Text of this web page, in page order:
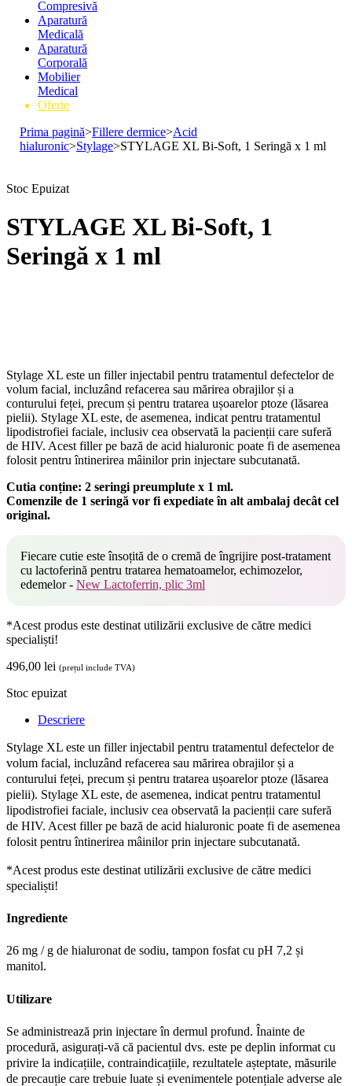
Compresivă
Aparatură
Medicală
Aparatură
Corporală
Mobilier
Medical
Oferte
Prima pagină>Fillere dermice>Acid
hialuronic>Stylage>STYLAGE XL Bi-Soft, 1 Seringă x 1 ml
Stoc Epuizat
STYLAGE XL Bi-Soft, 1
Seringă x 1 ml
Stylage XL este un filler injectabil pentru tratamentul defectelor de
volum facial, incluzând refacerea sau mărirea obrajilor și a
conturului feței, precum și pentru tratarea ușoarelor ptoze (lăsarea
pielii). Stylage XL este, de asemenea, indicat pentru tratamentul
lipodistrofiei faciale, inclusiv cea observată la pacienții care suferă
de HIV. Acest filler pe bază de acid hialuronic poate fi de asemenea
folosit pentru întinerirea mâinilor prin injectare subcutanată.
Cutia conține: 2 seringi preumplute x 1 ml.
Comenzile de 1 seringă vor fi expediate în alt ambalaj decât cel
original.
Fiecare cutie este însoțită de o cremă de îngrijire post-tratament
cu lactoferină pentru tratarea hematoamelor, echimozelor,
edemelor - New Lactoferrin, plic 3ml
*Acest produs este destinat utilizării exclusive de către medici
specialiști!
496,00 lei (prețul include TVA)
Stoc epuizat
Descriere
Stylage XL este un filler injectabil pentru tratamentul defectelor de
volum facial, incluzând refacerea sau mărirea obrajilor și a
conturului feței, precum și pentru tratarea ușoarelor ptoze (lăsarea
pielii). Stylage XL este, de asemenea, indicat pentru tratamentul
lipodistrofiei faciale, inclusiv cea observată la pacienții care suferă
de HIV. Acest filler pe bază de acid hialuronic poate fi de asemenea
folosit pentru întinerirea mâinilor prin injectare subcutanată.
*Acest produs este destinat utilizării exclusive de către medici
specialiști!
Ingrediente
26 mg / g de hialuronat de sodiu, tampon fosfat cu pH 7,2 și
manitol.
Utilizare
Se administrează prin injectare în dermul profund. Înainte de
procedură, asigurați-vă că pacientul dvs. este pe deplin informat cu
privire la indicațiile, contraindicațiile, rezultatele așteptate, măsurile
de precauție care trebuie luate și evenimentele potențiale adverse ale